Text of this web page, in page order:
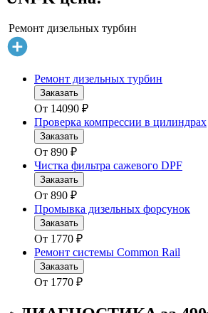
Ремонт дизельных турбин
Ремонт дизельных турбин
Заказать
От 14090 ₽
Проверка компрессии в цилиндрах
Заказать
От 890 ₽
Чистка фильтра сажевого DPF
Заказать
От 890 ₽
Промывка дизельных форсунок
Заказать
От 1770 ₽
Ремонт системы Common Rail
Заказать
От 1770 ₽